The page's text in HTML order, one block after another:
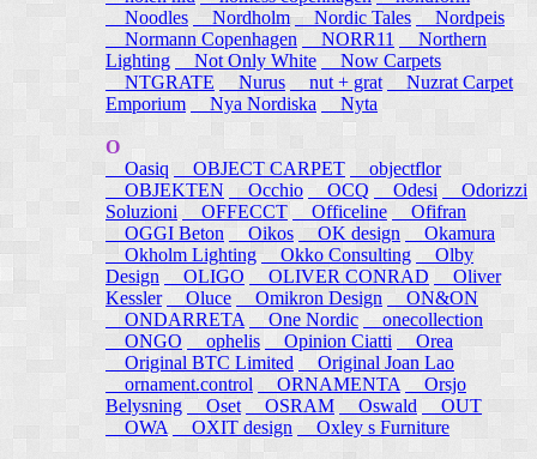
Noodles
Nordholm Nordic Tales
Nordpeis
Normann Copenhagen
NORR11
Northern
Lighting
Not Only White
Now Carpets
NTGRATE
Nurus nut + grat
Nuzrat Carpet
Emporium
Nya Nordiska Nyta
O
Oasiq
OBJECT CARPET
objectflor
OBJEKTEN
Occhio OCQ Odesi
Odorizzi
Soluzioni
OFFECCT Officeline
Ofifran
OGGI Beton
Oikos OK design
Okamura
Okholm Lighting
Okko Consulting
Olby
Design
OLIGO OLIVER CONRAD
Oliver
Kessler
Oluce Omikron Design
ON&ON
ONDARRETA
One Nordic
onecollection
ONGO
ophelis Opinion Ciatti
Orea
Original BTC Limited
Original Joan Lao
ornament.control
ORNAMENTA
Orsjo
Belysning
Oset OSRAM Oswald
OUT
OWA
OXIT design Oxley s Furniture